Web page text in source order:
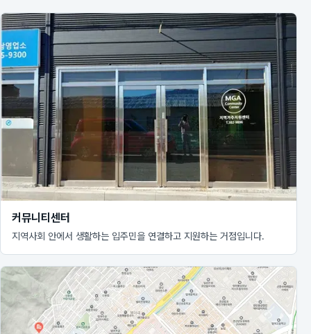
커뮤니티센터
지역사회 안에서 생활하는 입주민을 연결하고 지원하는 거점입니다.